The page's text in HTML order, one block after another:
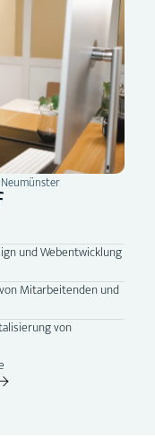
und Webentwicklung
Mitarbeitenden und
von